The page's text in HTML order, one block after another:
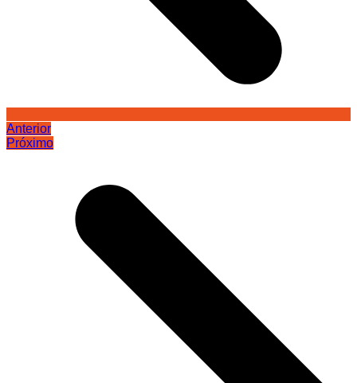
Anterior
Próximo